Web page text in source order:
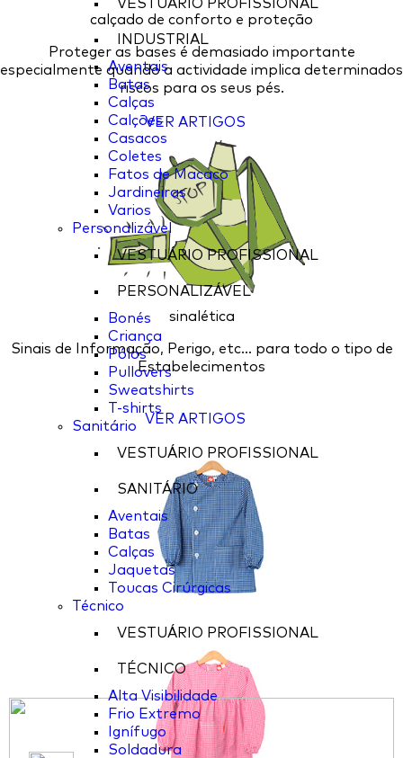
VESTUÁRIO PROFISSIONAL
INDUSTRIAL
Aventais
Batas
Calças
Calções
Casacos
Coletes
Fatos de Macaco
Jardineiras
Varios
Personalizável
VESTUÁRIO PROFISSIONAL
PERSONALIZÁVEL
Bonés
Criança
Pólos
Pullovers
Sweatshirts
T-shirts
Sanitário
VESTUÁRIO PROFISSIONAL
SANITÁRIO
Aventais
Batas
Calças
Jaquetas
Toucas Cirúrgicas
Técnico
VESTUÁRIO PROFISSIONAL
TÉCNICO
Alta Visibilidade
Frio Extremo
Ignífugo
Soldadura
calçado de conforto e proteção
Proteger as bases é demasiado importante
especialmente quando a actividade implica determinados
riscos para os seus pés.
VER ARTIGOS
sinalética
Sinais de Informação, Perigo, etc... para todo o tipo de
Estabelecimentos
VER ARTIGOS